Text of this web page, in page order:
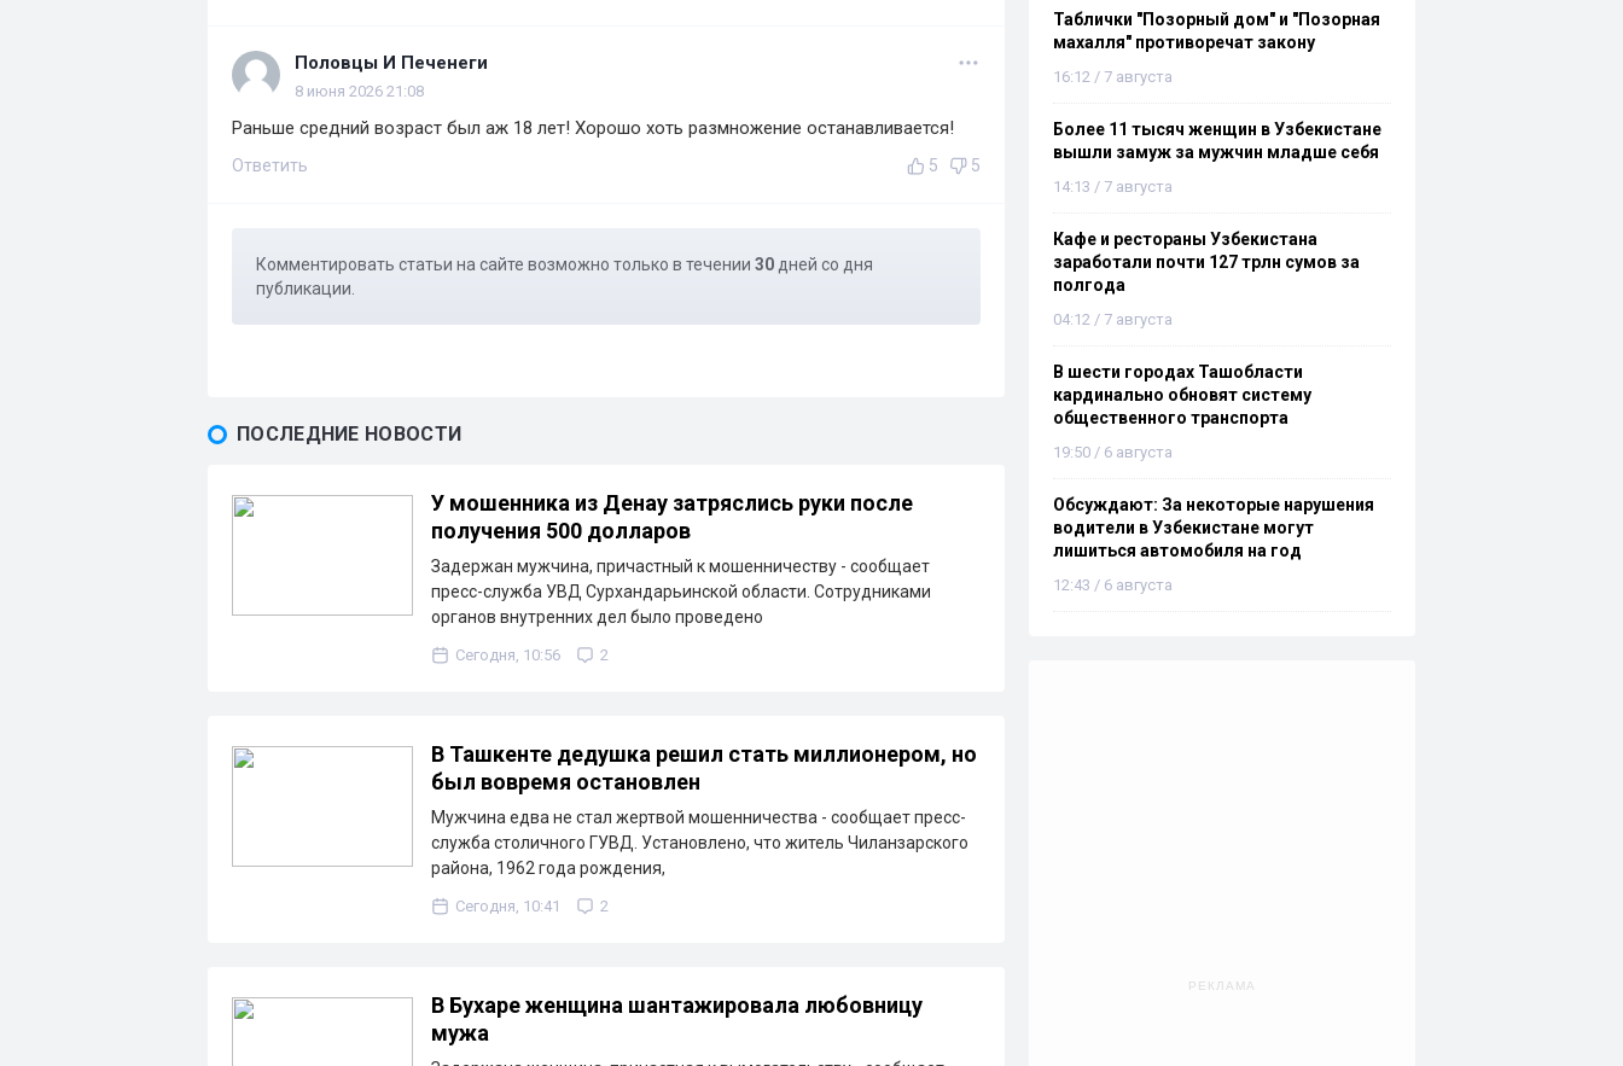
Половцы И Печенеги
8 июня 2026 21:08
Раньше средний возраст был аж 18 лет! Хорошо хоть размножение останавливается!
Ответить 5 5
Комментировать статьи на сайте возможно только в течении 30 дней со дня
публикации.
ПОСЛЕДНИЕ НОВОСТИ
У мошенника из Денау затряслись руки после
получения 500 долларов
Задержан мужчина, причастный к мошенничеству - сообщает
пресс-служба УВД Сурхандарьинской области. Сотрудниками
органов внутренних дел было проведено
Сегодня, 10:56 2
В Ташкенте дедушка решил стать миллионером, но
был вовремя остановлен
Мужчина едва не стал жертвой мошенничества - сообщает пресс-
служба столичного ГУВД. Установлено, что житель Чиланзарского
района, 1962 года рождения,
Сегодня, 10:41 2
В Бухаре женщина шантажировала любовницу
мужа
Таблички "Позорный дом" и "Позорная
махалля" противоречат закону
16:12 / 7 августа
Более 11 тысяч женщин в Узбекистане
вышли замуж за мужчин младше себя
14:13 / 7 августа
Кафе и рестораны Узбекистана
заработали почти 127 трлн сумов за
полгода
04:12 / 7 августа
В шести городах Ташобласти
кардинально обновят систему
общественного транспорта
19:50 / 6 августа
Обсуждают: За некоторые нарушения
водители в Узбекистане могут
лишиться автомобиля на год
12:43 / 6 августа